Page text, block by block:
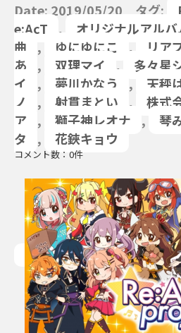
Date: 2019/05/20 タグ:
e:AcT
, オリジナルアルバ
曲
, ゆにゆにこ , リア
あ
, 双理マイ , 多々星
イ
, 夢川かなう , 天秤
ノ
, 射貫まとい , 株式
ア
, 獅子神レオナ , 琴
タ
, 花鋏キョウ
コメント数：0件